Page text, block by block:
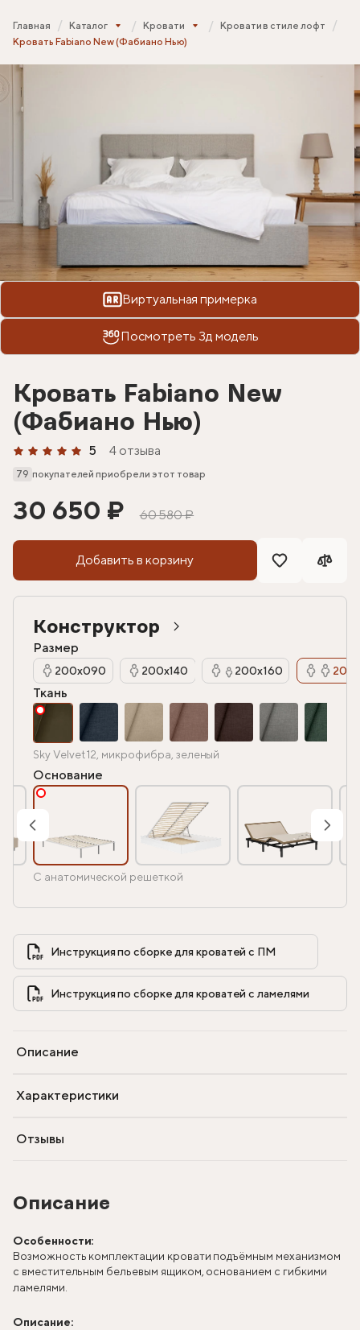
Главная Каталог Кровати
Кровати в стиле лофт
Кровать Fabiano New (Фабиано Нью)
Виртуальная примерка
Посмотреть 3д модель
Описание
Особенности:
Возможность комплектации кровати подъёмным механизмом
с вместительным бельевым ящиком, основанием с гибкими
ламелями.
Описание:
Кровать Fabiano New
(Фабиано Нью)
5 4 отзыва
79 покупателей приобрели этот товар
30 650 ₽ 60 580 ₽
Добавить в корзину
Конструктор
Размер
200х090 200х140 200х160
Ткань
Sky Velvet 12, микрофибра, зеленый
Основание
С анатомической решеткой
Инструкция по сборке для кроватей с ПМ
Описание
Характеристики
Отзывы